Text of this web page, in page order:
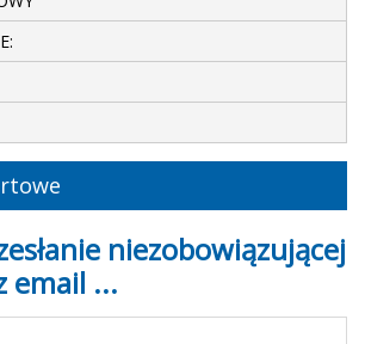
niezobowiązującej
email ...